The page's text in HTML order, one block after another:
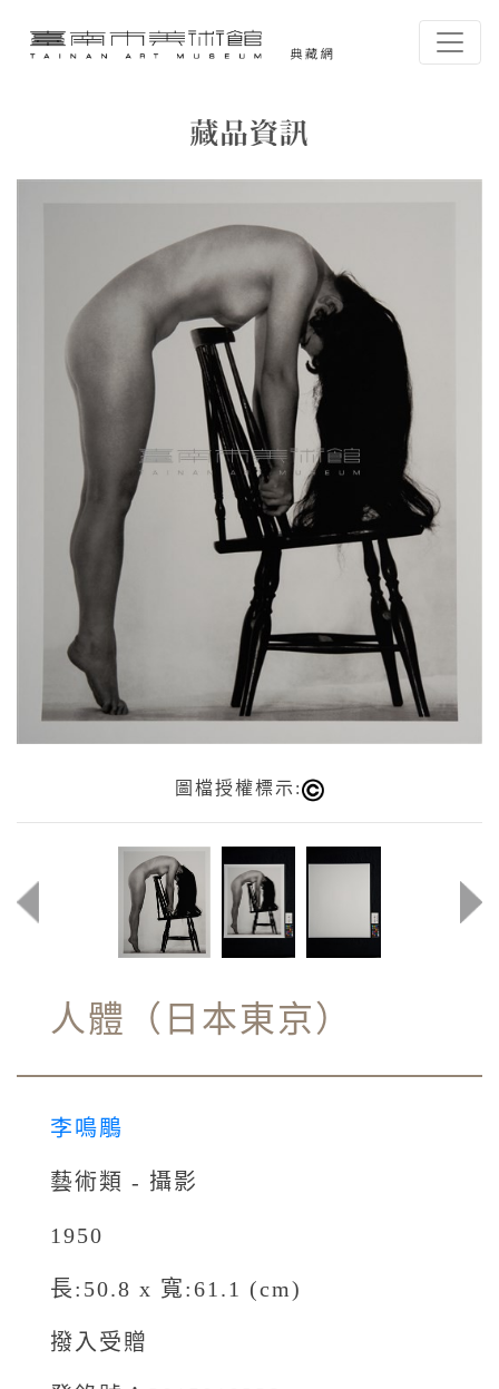
臺南市美術館-典藏網
網頁導覽
圖檔授權標示:
人體（日本東京）
李鳴鵰
藝術類 - 攝影
1950
長:50.8 x 寬:61.1 (cm)
撥入受贈